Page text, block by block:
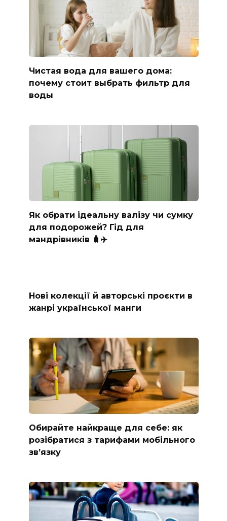
Чистая вода для вашего дома:
почему стоит выбрать фильтр для
воды
Як обрати ідеальну валізу чи сумку
для подорожей? Гід для
мандрівників 🧳✈️
Нові колекції й авторські проєкти в
жанрі української манги
Обирайте найкраще для себе: як
розібратися з тарифами мобільного
зв’язку